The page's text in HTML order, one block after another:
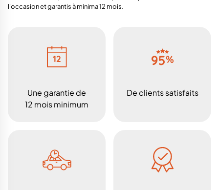
l'occasion et garantis à minima 12 mois.
Une garantie de
12 mois minimum
De clients satisfaits